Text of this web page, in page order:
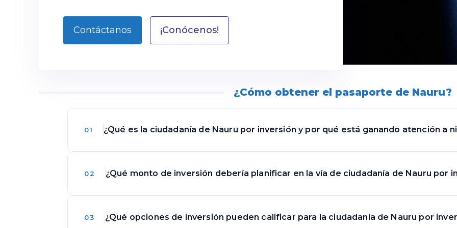
Contáctanos ¡Conócenos!
¿Cómo obtener el pasaporte de Nauru?
01 ¿Qué es la ciudadanía de Nauru por inversión y por qué está ganando atención a
La ciudadanía de Nauru por inversión es una vía estructurada que vincula una contribución
elegibilidad mediante inversión y cumplimiento. El proceso se evalúa según la solidez de
02 ¿Qué monto de inversión debería planificar en la vía de ciudadanía de Nauru por
Los inversores deberían planificar alrededor de un modelo de contribución
03 ¿Qué opciones de inversión pueden calificar para la ciudadanía de Nauru por